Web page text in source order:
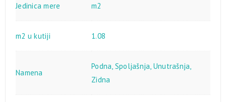
Jedinica mere m2
m2 u kutiji 1.08
Namena
Podna, Spoljašnja, Unutrašnja,
Zidna